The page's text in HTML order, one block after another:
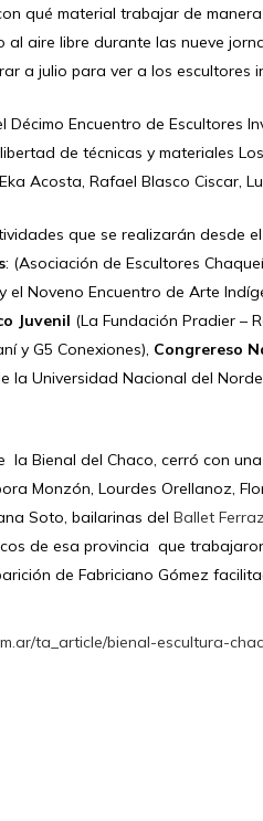
qué material trabajar de
al aire libre durante las nueve
a julio para ver a los escultores
Décimo Encuentro de Escultores
de técnicas y materiales
Acosta, Rafael Blasco Ciscar,
que se realizarán desde
: (Asociación de Escultores
Noveno Encuentro de Arte
Juvenil (La Fundación Pradier –
y G5 Conexiones), Congrereso
la Universidad Nacional del
la Bienal del Chaco, cerró con
Monzón, Lourdes Orellanoz,
Soto, bailarinas del Ballet
de esa provincia que
de Fabriciano Gómez
ta_article/bienal-escultura-